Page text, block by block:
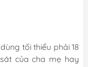
tối thiểu phải 18
của cha mẹ hay